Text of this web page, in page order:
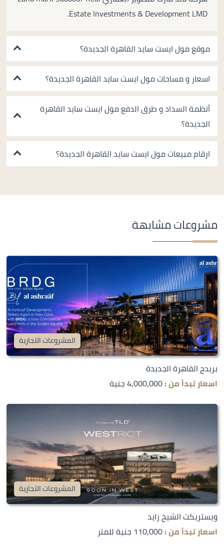
Estate Investments & Development LMD.
موقع مول ايست سايد القاهرة الجديدة؟
اسعار و مساحات مول ايست سايد القاهرة الجديدة؟
أنظمة السداد و طرق الدفع مول ايست سايد القاهرة
الجديدة؟
ارقام مبيعات مول ايست سايد القاهرة الجديدة؟
مشروعات مشابهة
المشروعات التجارية
بريدج القاهرة الجديدة
اسعار تبدأ من :4,000,000 جنية
المشروعات التجارية
ويستريكت الشيخ زايد
اسعار تبدأ من :110,000 جنية للمتر